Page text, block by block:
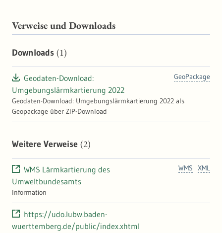
Verweise und Downloads
Downloads (1)
GeoPackage
Geodaten-Download:
Umgebungslärmkartierung 2022
Geodaten-Download: Umgebungslärmkartierung 2022 als
Geopackage über ZIP-Download
Weitere Verweise (2)
XML
WMS
WMS Lärmkartierung des
Umweltbundesamts
Information
https://udo.lubw.baden-
wuerttemberg.de/public/index.xhtml